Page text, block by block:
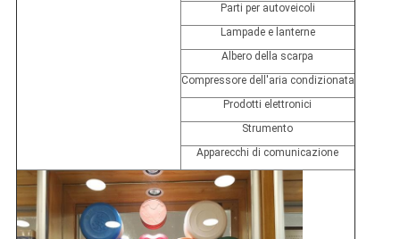
Parti per autoveicoli
Lampade e lanterne
Albero della scarpa
Compressore dell'aria condizionata
Prodotti elettronici
Strumento
Apparecchi di comunicazione